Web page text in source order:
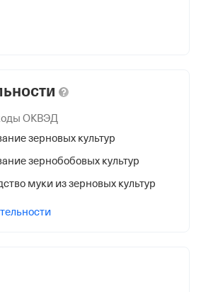
Преображенская ул. Д 61,
фонды
в ПФР
ОКВЭД
зерновых культур
зернобобовых культур
муки из зерновых культур